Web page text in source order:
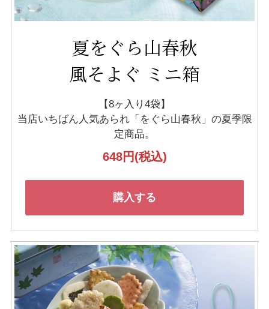
夏をぐら山春秋
風そよぐ ミニ箱
【8ヶ入り4袋】
当店いちばん人気あられ「をぐら山春秋」の夏季限
定商品。
648円(税込)
購入する